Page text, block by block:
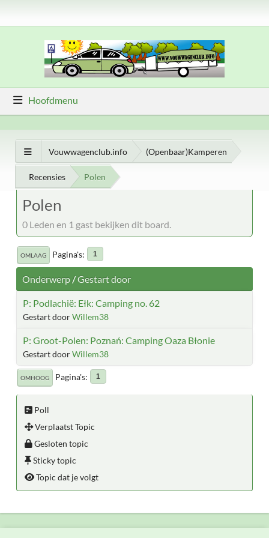
Hoofdmenu
Vouwwagenclub.info (Openbaar)Kamperen
Recensies Polen
Polen
0 Leden en 1 gast bekijken dit board.
OMLAAG Pagina's 1
Onderwerp/Gestart door
P: Podlachië: Ełk: Camping no. 62
Gestart doorWillem38
P: Groot-Polen: Poznań: Camping Oaza Błonie
Gestart doorWillem38
OMHOOG Pagina's 1
Poll
Verplaatst Topic
Gesloten topic
Sticky topic
Topic dat je volgt